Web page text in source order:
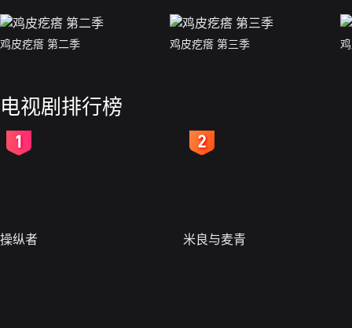
鸡皮疙瘩 第二季 鸡皮疙瘩 第三季
电视剧排行榜
操纵者 米良与麦青